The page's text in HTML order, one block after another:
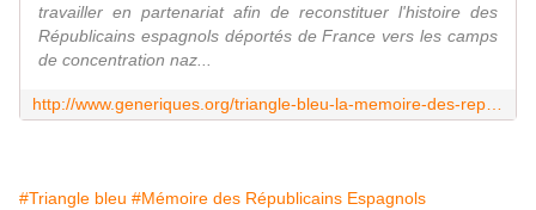
travailler en partenariat afin de reconstituer l'histoire des
Républicains espagnols déportés de France vers les camps
de concentration naz...
#Triangle bleu #Mémoire des Républicains Espagnols